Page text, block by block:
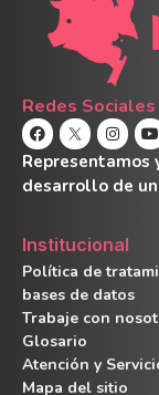
Redes Sociales
Representamos
desarrollo de
Institucional
Política de
bases de datos
Trabaje con
Glosario
Atención y
Mapa del sitio